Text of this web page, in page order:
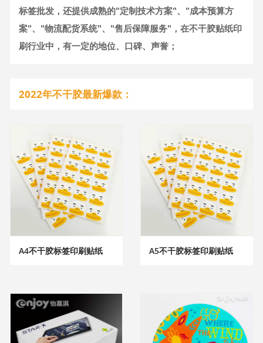
标签批发，还提供成熟的"定制技术方案"、"成本预算方
案"、"物流配货系统"、"售后保障服务"，在不干胶贴纸印
刷行业中，有一定的地位、口碑、声誉；
2022年不干胶最新爆款：
A4不干胶标签印刷贴纸 A5不干胶标签印刷贴纸